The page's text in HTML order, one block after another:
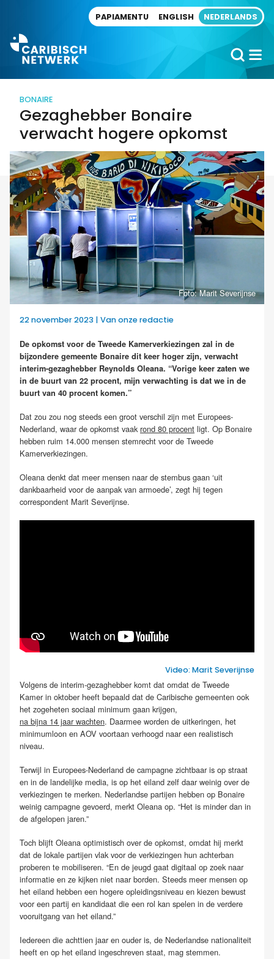
PAPIAMENTU ENGLISH NEDERLANDS
BONAIRE
Gezaghebber Bonaire
verwacht hogere opkomst
Foto: Marit Severijnse
22 november 2023 | Van onze redactie
De opkomst voor de Tweede Kamerverkiezingen zal in de
bijzondere gemeente Bonaire dit keer hoger zijn, verwacht
interim-gezaghebber Reynolds Oleana. “Vorige keer zaten we
in de buurt van 22 procent, mijn verwachting is dat we in de
buurt van 40 procent komen.”
Dat zou zou nog steeds een groot verschil zijn met Europees-
Nederland, waar de opkomst vaak rond 80 procent ligt. Op Bonaire
hebben ruim 14.000 mensen stemrecht voor de Tweede
Kamerverkiezingen.
Oleana denkt dat meer mensen naar de stembus gaan ‘uit
dankbaarheid voor de aanpak van armoede’, zegt hij tegen
correspondent Marit Severijnse.
Video: Marit Severijnse
Volgens de interim-gezaghebber komt dat omdat de Tweede
Kamer in oktober heeft bepaald dat de Caribische gemeenten ook
het zogeheten sociaal minimum gaan krijgen,
na bijna 14 jaar wachten. Daarmee worden de uitkeringen, het
minimumloon en AOV voortaan verhoogd naar een realistisch
niveau.
Terwijl in Europees-Nederland de campagne zichtbaar is op straat
en in de landelijke media, is op het eiland zelf daar weinig over de
verkiezingen te merken. Nederlandse partijen hebben op Bonaire
weinig campagne gevoerd, merkt Oleana op. “Het is minder dan in
de afgelopen jaren.”
Toch blijft Oleana optimistisch over de opkomst, omdat hij merkt
dat de lokale partijen vlak voor de verkiezingen hun achterban
proberen te mobiliseren. “En de jeugd gaat digitaal op zoek naar
informatie en ze kijken niet naar borden. Steeds meer mensen op
het eiland hebben een hogere opleidingsniveau en kiezen bewust
voor een partij en kandidaat die een rol kan spelen in de verdere
vooruitgang van het eiland.”
Iedereen die achttien jaar en ouder is, de Nederlandse nationaliteit
heeft en op het eiland ingeschreven staat, mag stemmen.